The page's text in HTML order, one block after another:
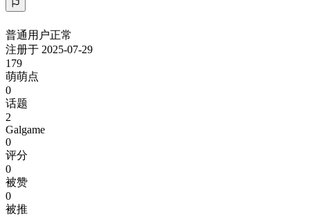
普通用户正常
注册于 2025-07-29
179
萌萌点
0
话题
2
Galgame
0
评分
0
被赞
0
被推